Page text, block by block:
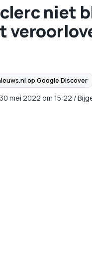
niet
op Google Discover
30 mei 2022 om 15:22 /